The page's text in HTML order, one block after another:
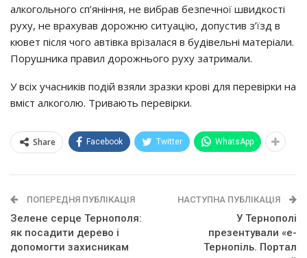
алкогольного сп’яніння, не вибрав безпечної швидкості
руху, не врахував дорожню ситуацію, допустив з’їзд в
кювет після чого автівка врізалася в будівельні матеріали.
Порушника правил дорожнього руху затримали.
У всіх учасників подій взяли зразки крові для перевірки на
вміст алкоголю. Тривають перевірки.
Share Facebook Twitter WhatsApp
ПОПЕРЕДНЯ ПУБЛІКАЦІЯ
Зелене серце Тернополя:
як посадити дерево і
допомогти захисникам
НАСТУПНА ПУБЛІКАЦІЯ
У Тернополі
презентували «е-
Тернопіль. Портал